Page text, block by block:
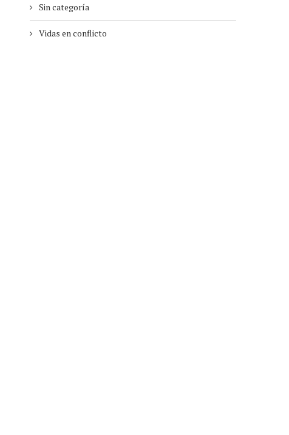
Sin categoría
Vidas en conflicto